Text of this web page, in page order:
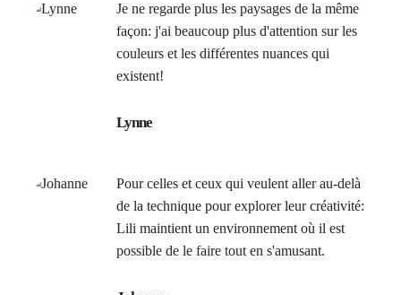
Je ne regarde plus les paysages de la même
façon: j'ai beaucoup plus d'attention sur les
couleurs et les différentes nuances qui
existent!
Lynne
Pour celles et ceux qui veulent aller au-delà
de la technique pour explorer leur créativité:
Lili maintient un environnement où il est
possible de le faire tout en s'amusant.